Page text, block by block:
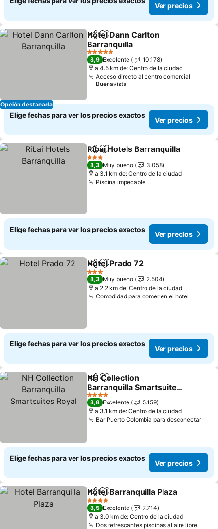
Ver precios
Opción destacada
CompartirAgregar a favoritos
Hotel Dann Carlton
Barranquilla
5 Estrellas
8,9 Excelente
10.178
a 4.5 km de: Centro de la ciudad
Acceso directo al centro comercial
Buenavista
Elige fechas para ver los precios exactos
Ver precios
CompartirAgregar a favoritos
Ribai Hotels Barranquilla
3 Estrellas
8,3 Muy bueno
3.058
a 3.1 km de: Centro de la ciudad
Piscina impecable
Elige fechas para ver los precios exactos
Ver precios
CompartirAgregar a favoritos
Hotel Prado 72
3 Estrellas
8,3 Muy bueno
2.504
a 2.2 km de: Centro de la ciudad
Comodidad para comer en el hotel
Elige fechas para ver los precios exactos
Ver precios
CompartirAgregar a favoritos
NH Collection
Barranquilla Smartsuites
Royal
4 Estrellas
8,8 Excelente
5.159
a 3.1 km de: Centro de la ciudad
Bar Puerto Colombia para desconectar
Elige fechas para ver los precios exactos
Ver precios
CompartirAgregar a favoritos
Hotel Barranquilla Plaza
4 Estrellas
8,5 Excelente
7.714
a 3.0 km de: Centro de la ciudad
Dos refrescantes piscinas al aire libre